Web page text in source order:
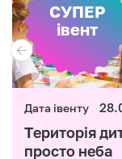
СУПЕР
івент
Дата івенту
Територія
просто неба